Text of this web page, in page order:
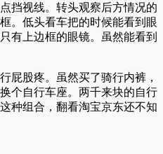
挡视线。转头观察后方情况的
。低头看车把的时候能看到眼
有上边框的眼镜。虽然能看到
屁股疼。虽然买了骑行内裤，
个自行车座。两千来块的自行
种组合，翻看淘宝京东还不知